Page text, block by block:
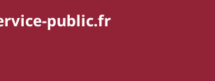
public.fr